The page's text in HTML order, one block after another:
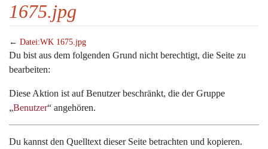
1675.jpg
← Datei:WK 1675.jpg
Wechseln zu:Navigation,Suche
Du bist aus dem folgenden Grund nicht berechtigt, die Seite zu
bearbeiten:
Diese Aktion ist auf Benutzer beschränkt, die der Gruppe
„Benutzer“ angehören.
Du kannst den Quelltext dieser Seite betrachten und kopieren.